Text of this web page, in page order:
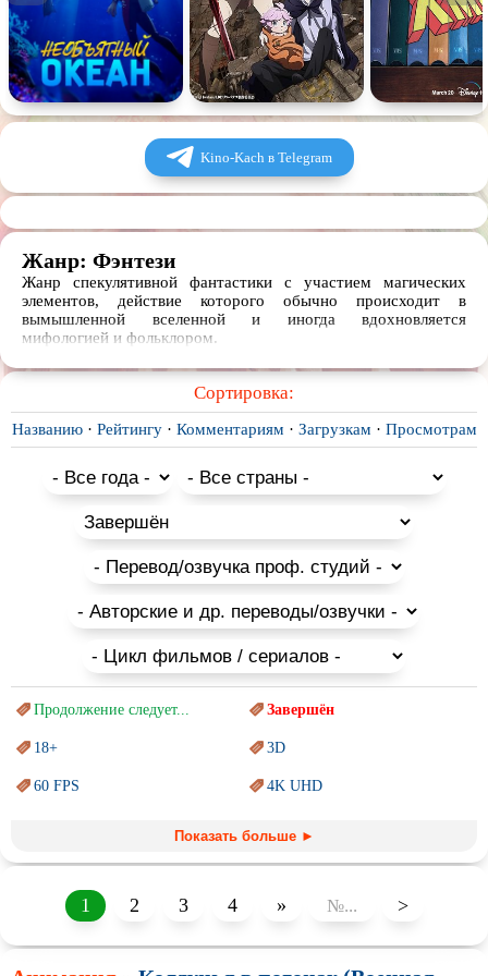
Kino-Kach в Telegram
Жанр: Фэнтези
Жанр спекулятивной фантастики с участием магических
элементов, действие которого обычно происходит в
вымышленной вселенной и иногда вдохновляется
мифологией и фольклором.
Сортировка:
Названию· Рейтингу· Комментариям · Загрузкам · Просмотрам
Продолжение следует... Завершён
18+ 3D
60 FPS 4K UHD
Marvel PIXAR
Sci-Fi (Научная фантастика) Trash (трэш) movies
Показать больше ►
1 2 3 4 » >